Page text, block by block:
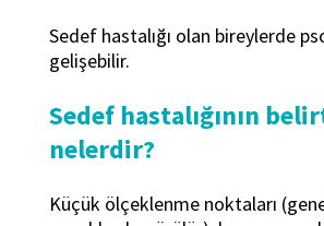
Sedef hastalığı olan bireylerde
gelişebilir.
Sedef hastalığının
nelerdir?
Küçük ölçeklenme noktaları